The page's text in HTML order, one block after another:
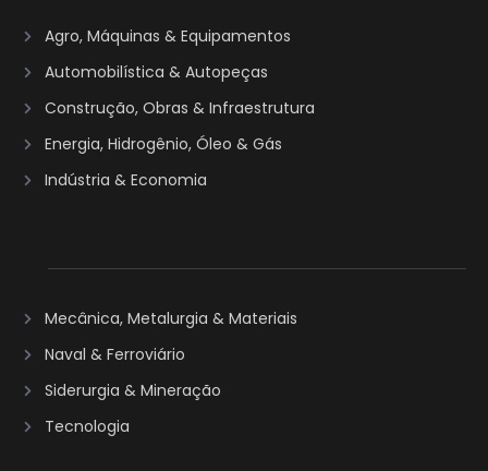
Agro, Máquinas & Equipamentos
Automobilística & Autopeças
Construção, Obras & Infraestrutura
Energia, Hidrogênio, Óleo & Gás
Indústria & Economia
Mecânica, Metalurgia & Materiais
Naval & Ferroviário
Siderurgia & Mineração
Tecnologia